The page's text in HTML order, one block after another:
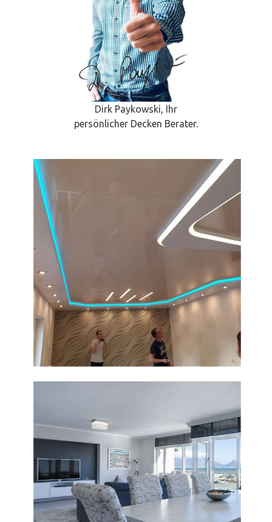
Dirk Paykowski, Ihr
persönlicher Decken Berater.